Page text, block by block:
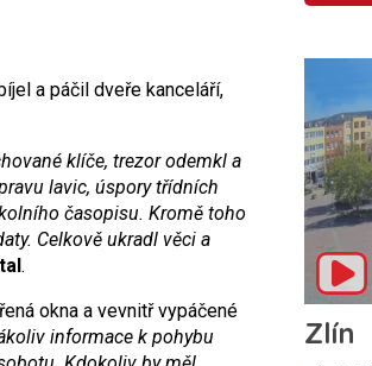
a páčil dveře kanceláří,
klíče, trezor odemkl a
lavic, úspory třídních
časopisu. Kromě toho
Celkově ukradl věci a
.
okna a vevnitř vypáčené
informace k pohybu
Zlín